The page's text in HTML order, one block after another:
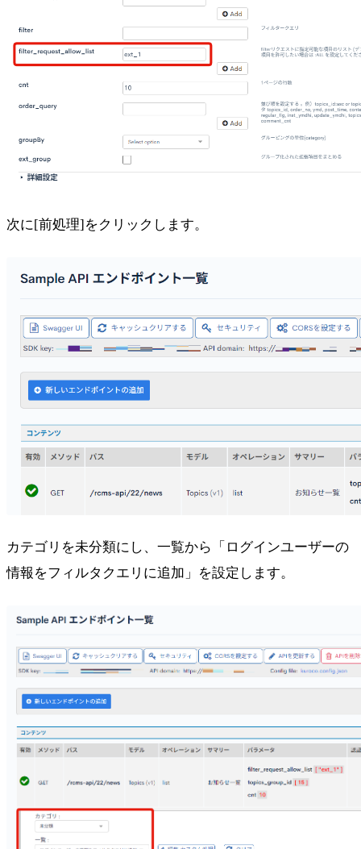
次に[前処理]をクリックします。
カテゴリを未分類にし、一覧から「ログインユーザーの
情報をフィルタクエリに追加」を設定します。